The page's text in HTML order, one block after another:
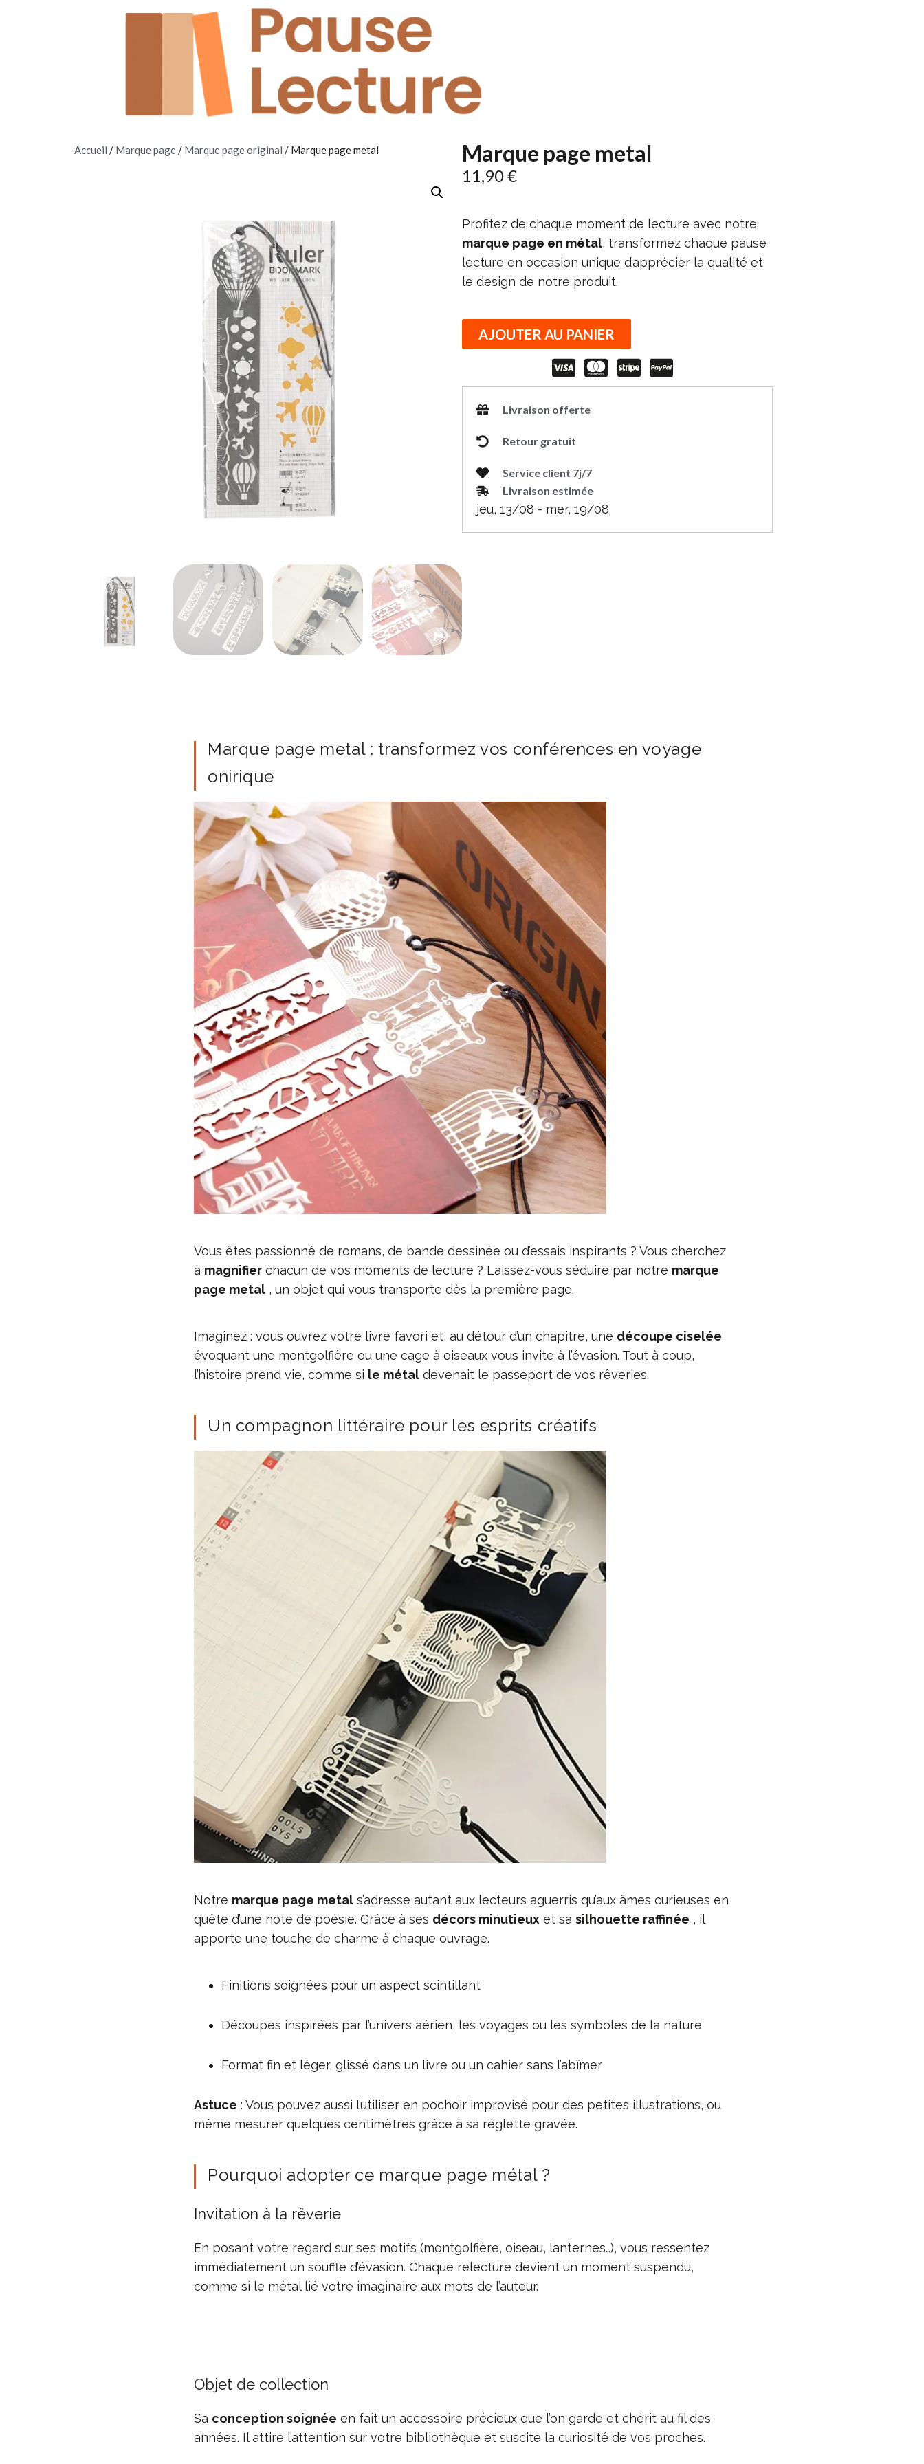
Marque page metal
11,90€
Profitez de chaque moment de lecture avec notre
marque page en métal, transformez chaque pause
lecture en occasion unique d’apprécier la qualité et
le design de notre produit.
AJOUTER AU PANIER
Livraison offerte
Retour gratuit
Service client 7j/7
Livraison estimée
jeu, 13/08 - mer, 19/08
Accueil / Marque page/ Marque page original / Marque page metal
Marque page metal : transformez vos conférences en voyage
onirique
Vous êtes passionné de romans, de bande dessinée ou d’essais inspirants ? Vous cherchez
à magnifier chacun de vos moments de lecture ? Laissez-vous séduire par notre marque
page metal , un objet qui vous transporte dès la première page.
Imaginez : vous ouvrez votre livre favori et, au détour d’un chapitre, une découpe ciselée
évoquant une montgolfière ou une cage à oiseaux vous invite à l’évasion. Tout à coup,
l’histoire prend vie, comme si le métal devenait le passeport de vos rêveries.
Un compagnon littéraire pour les esprits créatifs
Notre marque page metal s’adresse autant aux lecteurs aguerris qu’aux âmes curieuses en
quête d’une note de poésie. Grâce à ses décors minutieux et sa silhouette raffinée , il
apporte une touche de charme à chaque ouvrage.
Finitions soignées pour un aspect scintillant
Découpes inspirées par l’univers aérien, les voyages ou les symboles de la nature
Format fin et léger, glissé dans un livre ou un cahier sans l’abîmer
Astuce : Vous pouvez aussi l’utiliser en pochoir improvisé pour des petites illustrations, ou
même mesurer quelques centimètres grâce à sa réglette gravée.
Pourquoi adopter ce marque page métal ?
Invitation à la rêverie
En posant votre regard sur ses motifs (montgolfière, oiseau, lanternes…), vous ressentez
immédiatement un souffle d’évasion. Chaque relecture devient un moment suspendu,
comme si le métal lié votre imaginaire aux mots de l’auteur.
Objet de collection
Sa conception soignée en fait un accessoire précieux que l’on garde et chérit au fil des
années. Il attire l’attention sur votre bibliothèque et suscite la curiosité de vos proches.